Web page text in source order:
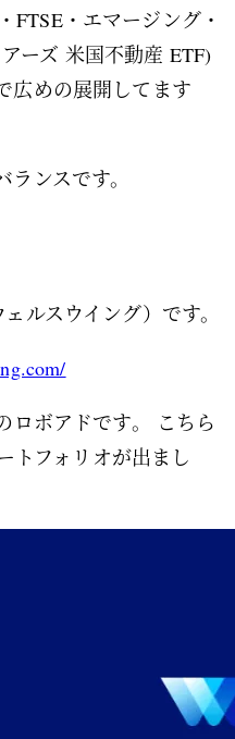
FTSE・エマージング・
ーズ 米国不動産 ETF)
広めの展開してます
ンスです。
ルスウイング）です。
ロボアドです。 こちら
トフォリオが出まし